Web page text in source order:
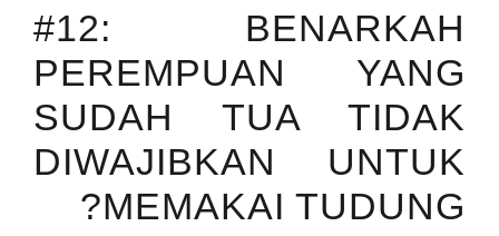
#12: BENARKAH
PEREMPUAN YANG
SUDAH TUA TIDAK
DIWAJIBKAN UNTUK
MEMAKAI TUDUNG?